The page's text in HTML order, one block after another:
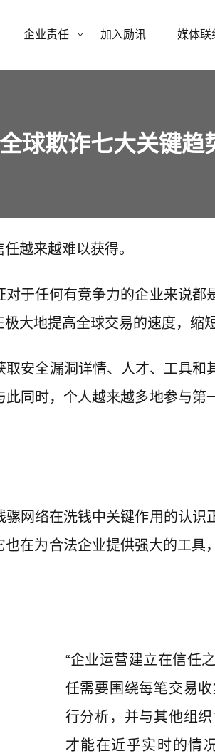
企业责任 加入励讯 媒体联
球欺诈七大关键趋
越来越难以获得。
于任何有竞争力的企业来说都
大地提高全球交易的速度，缩
取安全漏洞详情、人才、工具和
同时，个人越来越多地参与第
骡网络在洗钱中关键作用的认识
在为合法企业提供强大的工
“企业运营建立在信任
任需要围绕每笔交易
行分析，并与其他组
才能在近乎实时的情